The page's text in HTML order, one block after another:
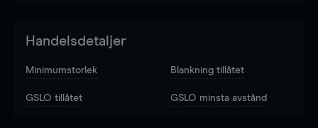
Handelsdetaljer
Minimumstorlek Blankning tillåtet
GSLO tillåtet GSLO minsta avstånd